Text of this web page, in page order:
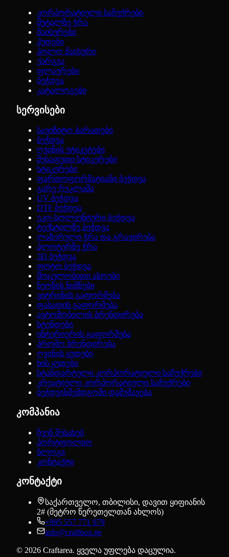
კორპორატიული საჩუქრები
მეტალზე ჭრა
მაისურები
ჰუდები
პოლო მაისური
ქარგვა
ფლაერები
ბეჭდვა
კატალოგები
სერვისები
სავიზიტო ბარათები
ბეჭდვა
ღვინის ეტიკეტები
შესაფუთი სტიკერები
სტიკერები
ფართოფორმატიანი ბეჭდვა
გარე რეკლამა
UV ბეჭდვა
DTF ბეჭდვა
ეკო-სოლვენტური ბეჭდვა
ტექსტილზე ბეჭდვა
ლაზერული ჭრა და გრავირება
პლოტერზე ჭრა
3D ბეჭდვა
ფოტო ბეჭდვა
მოცულობითი ასოები
ნეონის ნიშნები
ვიტრინის გაფორმება
ფასადის გაფორმება
ავტომობილის ბრენდირება
სტენდები
ინტერიერის გაფორმება
პრომო ბრენდირება
ღვინის ყუთები
ხის ყუთები
სტანდარტული კორპორატიული საჩუქრები
კრეატიული კორპორატიული საჩუქრები
ბეჭდვისშემდგომი დამუშავება
კომპანია
ჩვენ შესახებ
პორტფოლიო
ბლოგი
კონტაქტი
კონტაქტი
საქართველო, თბილისი, დავით ყიფიანის
2# (მეტრო წერეთელთან ახლოს)
+995 557 771 979
info@craftbox.ge
© 2026 Craftarea. ყველა უფლება დაცულია.